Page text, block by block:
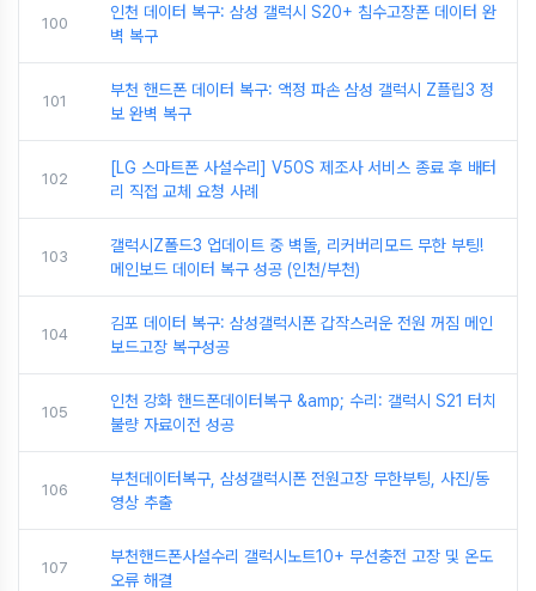
100
인천 데이터 복구: 삼성 갤럭시 S20+ 침수고장폰 데이터 완
벽 복구
101
부천 핸드폰 데이터 복구: 액정 파손 삼성 갤럭시 Z플립3 정
보 완벽 복구
102
[LG 스마트폰 사설수리] V50S 제조사 서비스 종료 후 배터
리 직접 교체 요청 사례
103
갤럭시Z폴드3 업데이트 중 벽돌, 리커버리모드 무한 부팅!
메인보드 데이터 복구 성공 (인천/부천)
104
김포 데이터 복구: 삼성갤럭시폰 갑작스러운 전원 꺼짐 메인
보드고장 복구성공
105
인천 강화 핸드폰데이터복구 &amp; 수리: 갤럭시 S21 터치
불량 자료이전 성공
106
부천데이터복구, 삼성갤럭시폰 전원고장 무한부팅, 사진/동
영상 추출
107
부천핸드폰사설수리 갤럭시노트10+ 무선충전 고장 및 온도
오류 해결